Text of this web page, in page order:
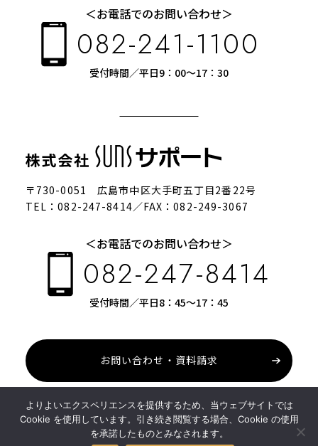
＜お電話でのお問い合わせ＞
082-241-1100
受付時間／平日9：00～17：30
〒730-0051 広島市中区大手町五丁目2番22号
TEL：082-247-8414／FAX：082-249-3067
＜お電話でのお問い合わせ＞
082-247-8414
受付時間／平日8：45～17：45
お問い合わせ・資料請求
このサイトはreCAPTCHAによって保護されており、Googleの プライ
バシーポリシー と利用規約が適用されます。
よりよいエクスペリエンスを提供するため、当ウェブサイトでは
Cookie を使用しています。引き続き閲覧する場合、Cookie の使用
を承諾したものとみなされます。